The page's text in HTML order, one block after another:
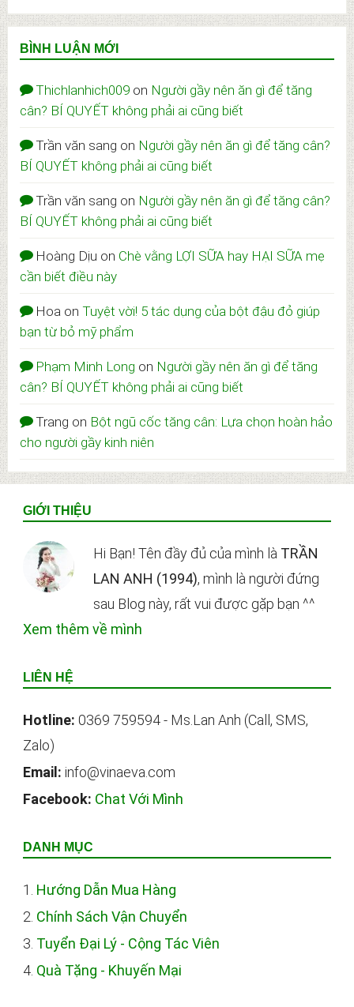
BÌNH LUẬN MỚI
Thichlanhich009on Người gầy nên ăn gì để tăng
cân? BÍ QUYẾT không phải ai cũng biết
Trần văn sang on Người gầy nên ăn gì để tăng cân?
BÍ QUYẾT không phải ai cũng biết
Trần văn sang on Người gầy nên ăn gì để tăng cân?
BÍ QUYẾT không phải ai cũng biết
Hoàng Dịu on Chè vằng LỢI SỮA hay HẠI SỮA mẹ
cần biết điều này
Hoaon Tuyệt vời! 5 tác dụng của bột đậu đỏ giúp
bạn từ bỏ mỹ phẩm
Phạm Minh Long on Người gầy nên ăn gì để tăng
cân? BÍ QUYẾT không phải ai cũng biết
Trang on Bột ngũ cốc tăng cân: Lựa chọn hoàn hảo
cho người gầy kinh niên
Footer
GIỚI THIỆU
Hi Bạn! Tên đầy đủ của mình là TRẦN
LAN ANH (1994), mình là người đứng
sau Blog này, rất vui được gặp bạn ^^
Xem thêm về mình
LIÊN HỆ
Hotline: 0369 759594 - Ms.Lan Anh (Call, SMS,
Zalo)
Email: info@vinaeva.com
Facebook: Chat Với Mình
DANH MỤC
1. Hướng Dẫn Mua Hàng
2. Chính Sách Vận Chuyển
3. Tuyển Đại Lý - Cộng Tác Viên
4. Quà Tặng - Khuyến Mại